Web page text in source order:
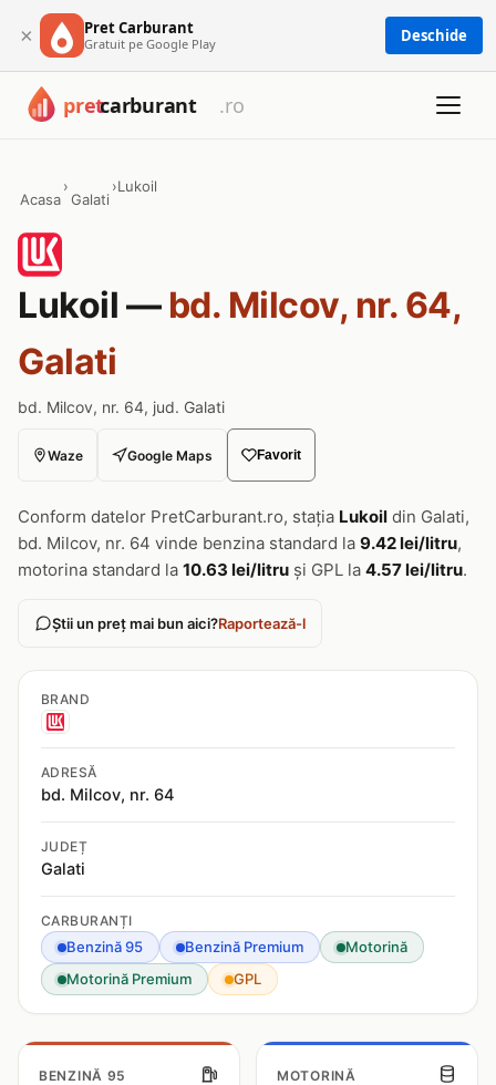
× Pret Carburant
Gratuit pe Google Play Deschide
Acasa
›
Galati
›Lukoil
Lukoil — bd. Milcov, nr. 64,
Galati
bd. Milcov, nr. 64, jud. Galati
Waze Google Maps Favorit
Conform datelor PretCarburant.ro, stația Lukoil din Galati,
bd. Milcov, nr. 64 vinde benzina standard la 9.42 lei/litru,
motorina standard la 10.63 lei/litru și GPL la 4.57 lei/litru.
Știi un preț mai bun aici?Raportează-l
BRAND
ADRESĂ
bd. Milcov, nr. 64
JUDEȚ
Galati
CARBURANȚI
Benzină 95 Benzină Premium
Motorină
Motorină Premium
GPL
BENZINĂ 95 MOTORINĂ